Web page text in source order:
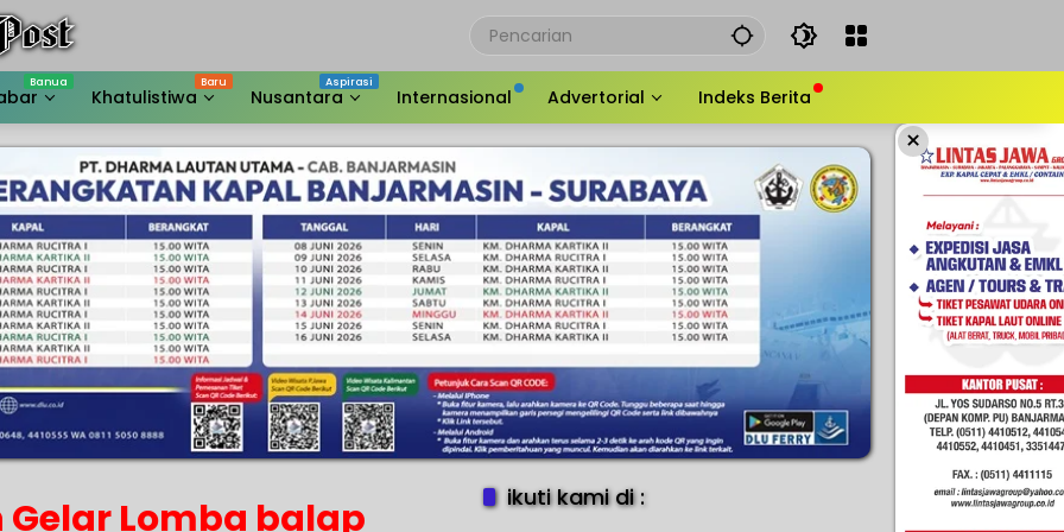
Khatulistiwa Nusantara Internasional Advertorial Indeks Berita
×
Gelar Lomba balap
ikuti kami di :